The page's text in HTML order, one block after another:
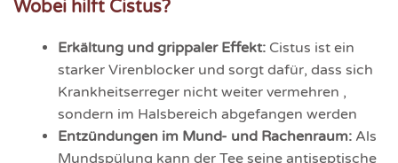
Wobei hilft Cistus?
Erkältung und grippaler Effekt: Cistus ist ein
starker Virenblocker und sorgt dafür, dass sich
Krankheitserreger nicht weiter vermehren ,
sondern im Halsbereich abgefangen werden
Entzündungen im Mund- und Rachenraum: Als
Mundspülung kann der Tee seine antiseptische